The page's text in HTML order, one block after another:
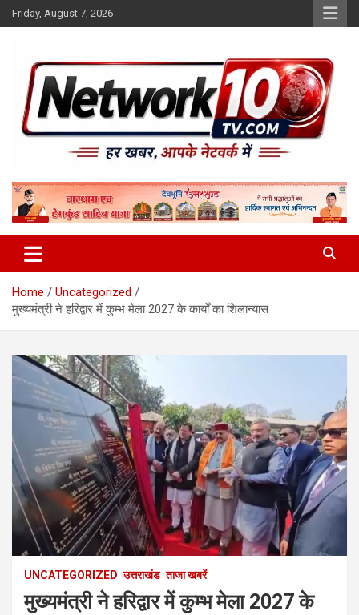
Skip
to
Friday, August 7, 2026
Network10tv
Home
Uncategorized
मुख्यमंत्री ने हरिद्वार में कुम्भ मेला 2027 के कार्यों का शिलान्यास
UNCATEGORIZED उत्तराखंड ताजा खबरें
मुख्यमंत्री ने हरिद्वार में कुम्भ मेला 2027 के